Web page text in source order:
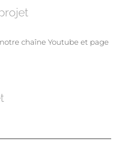
notre chaîne Youtube et page